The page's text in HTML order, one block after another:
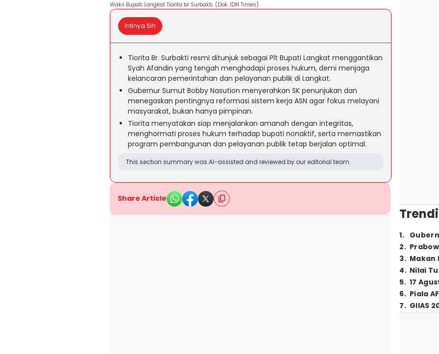
Wakil Bupati Langkat Tiorita br Surbakti. (Dok: IDN Times)
Intinya Sih
Tiorita Br. Surbakti resmi ditunjuk sebagai Plt Bupati Langkat menggantikan
Syah Afandin yang tengah menghadapi proses hukum, demi menjaga
kelancaran pemerintahan dan pelayanan publik di Langkat.
Gubernur Sumut Bobby Nasution menyerahkan SK penunjukan dan
menegaskan pentingnya reformasi sistem kerja ASN agar fokus melayani
masyarakat, bukan hanya pimpinan.
Tiorita menyatakan siap menjalankan amanah dengan integritas,
menghormati proses hukum terhadap bupati nonaktif, serta memastikan
program pembangunan dan pelayanan publik tetap berjalan optimal.
This section summary was AI-assisted and reviewed by our editorial team.
Share Article
1.
2.
3. Makan
4. Nilai
5. 17
6. Piala
7. GIIAS